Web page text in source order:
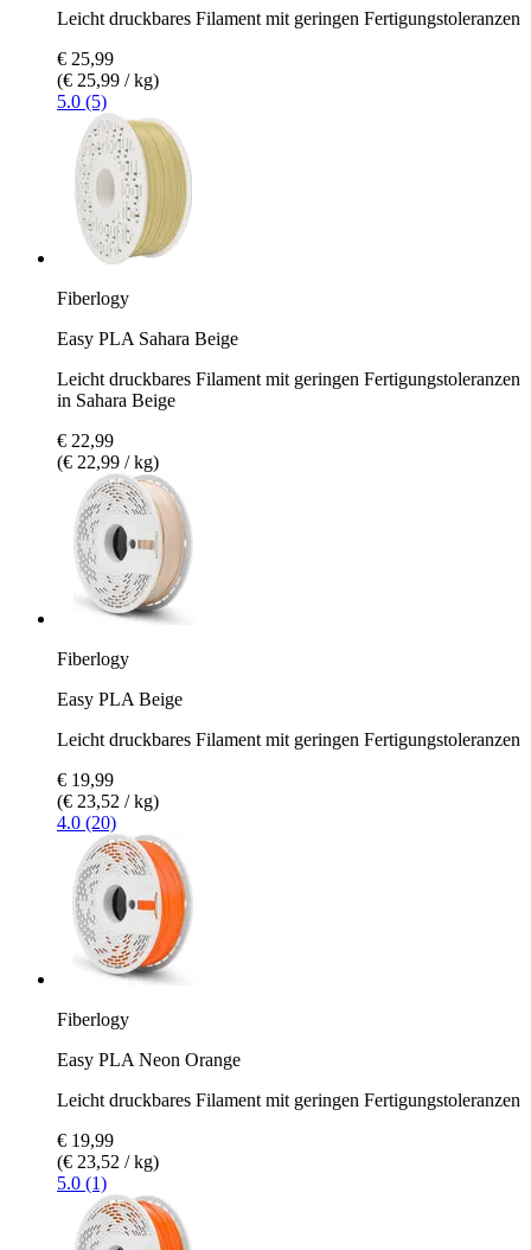
Leicht druckbares Filament mit geringen Fertigungstoleranzen
€ 25,99
(€ 25,99 / kg)
5.0 (5)
Fiberlogy
Easy PLA Sahara Beige
Leicht druckbares Filament mit geringen Fertigungstoleranzen
in Sahara Beige
€ 22,99
(€ 22,99 / kg)
Fiberlogy
Easy PLA Beige
Leicht druckbares Filament mit geringen Fertigungstoleranzen
€ 19,99
(€ 23,52 / kg)
4.0 (20)
Fiberlogy
Easy PLA Neon Orange
Leicht druckbares Filament mit geringen Fertigungstoleranzen
€ 19,99
(€ 23,52 / kg)
5.0 (1)